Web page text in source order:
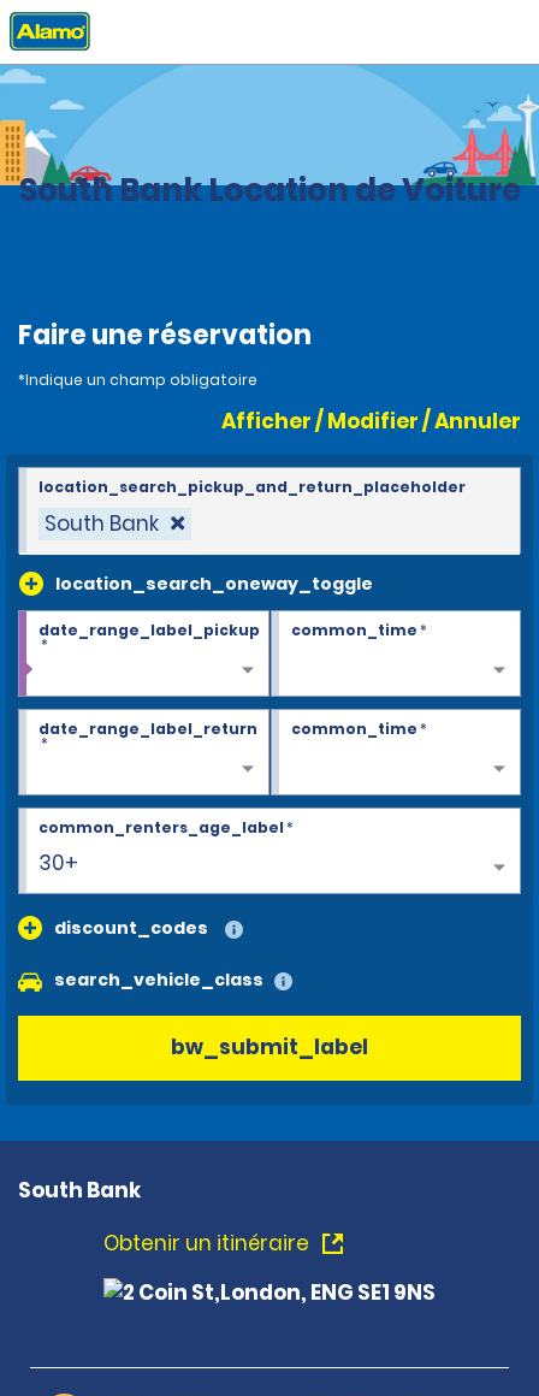
Accueil Agences
South Bank Location de Voiture
Faire une réservation
*Indique un champ obligatoire
Afficher / Modifier / Annuler
South Bank
location_search_oneway_toggle
location_search_pickup_and_return_placeholder
date_range_label_pickup
*
common_time*
date_range_label_return
*
common_time*
30+
common_renters_age_label*
discount_codes
search_vehicle_class
bw_submit_label
South Bank
Obtenir un itinéraire